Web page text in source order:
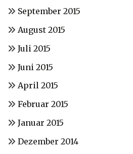
September 2015
August 2015
Juli 2015
Juni 2015
April 2015
Februar 2015
Januar 2015
Dezember 2014